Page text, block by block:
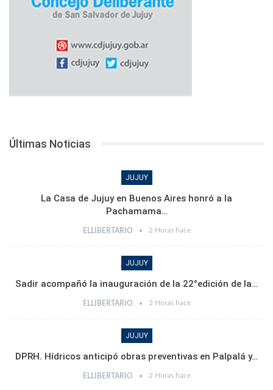
Últimas Noticias
JUJUY
La Casa de Jujuy en Buenos Aires honró a la
Pachamama…
ELLIBERTARIO 2 Horas hace
JUJUY
Sadir acompañó la inauguración de la 22°edición de la…
ELLIBERTARIO 2 Horas hace
JUJUY
DPRH. Hídricos anticipó obras preventivas en Palpalá y…
ELLIBERTARIO 2 Horas hace